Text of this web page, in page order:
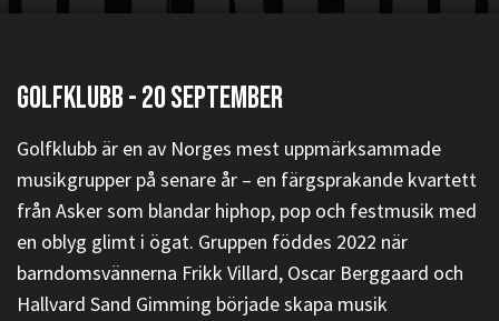
GOLFKLUBB - 20 SEPTEMBER
Golfklubb är en av Norges mest uppmärksammade
musikgrupper på senare år – en färgsprakande kvartett
från Asker som blandar hiphop, pop och festmusik med
en oblyg glimt i ögat. Gruppen föddes 2022 när
barndomsvännerna Frikk Villard, Oscar Berggaard och
Hallvard Sand Gimming började skapa musik